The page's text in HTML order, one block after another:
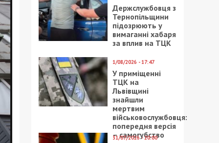
Держслужбовця з
Тернопільщини
підозрюють у
вимаганні хабаря
за вплив на ТЦК
1/08/2026 - 17:47
У приміщенні
ТЦК на
Львівщині
знайшли
мертвим
військовослужбовця:
попередня версія
– самогубство
31/07/2026 - 20:00